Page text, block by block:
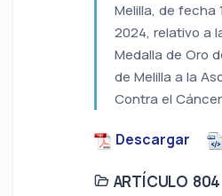
Melilla, de fecha
2024, relativo a
Medalla de Oro
de Melilla a la
Contra el
Descargar
ARTÍCULO 804